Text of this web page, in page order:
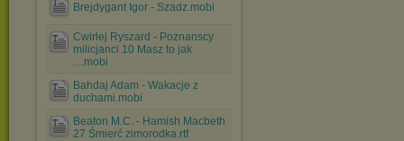
Brejdygant Igor - Szadz.mobi
Cwirlej Ryszard - Poznanscy
milicjanci 10 Masz to jak
....mobi
Bahdaj Adam - Wakacje z
duchami.mobi
Beaton M.C. - Hamish Macbeth
27 Śmierć zimorodka.rtf